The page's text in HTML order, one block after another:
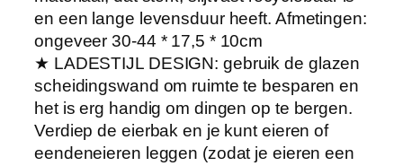
n
U
n
i
e
k
O
en een lange levensduur heeft. Afmetingen:
ongeveer 30-44 * 17,5 * 10cm
★ LADESTIJL DESIGN: gebruik de glazen
scheidingswand om ruimte te besparen en
het is erg handig om dingen op te bergen.
Verdiep de eierbak en je kunt eieren of
eendeneieren leggen (zodat je eieren een